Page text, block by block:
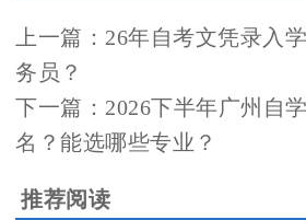
上一篇： 26年自考文凭录入
务员？
下一篇： 2026下半年广州自
名？能选哪些专业？
推荐阅读